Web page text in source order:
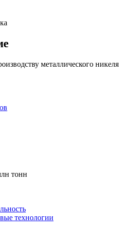
металлического никеля
тонн
технологии